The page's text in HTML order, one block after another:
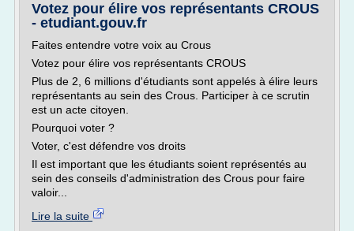
Votez pour élire vos représentants CROUS
- etudiant.gouv.fr
Faites entendre votre voix au Crous
Votez pour élire vos représentants CROUS
Plus de 2, 6 millions d'étudiants sont appelés à élire leurs
représentants au sein des Crous. Participer à ce scrutin
est un acte citoyen.
Pourquoi voter ?
Voter, c'est défendre vos droits
Il est important que les étudiants soient représentés au
sein des conseils d'administration des Crous pour faire
valoir...
Lire la suite